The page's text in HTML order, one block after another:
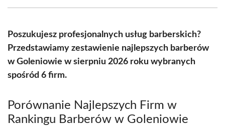
(Twitter)
Poszukujesz profesjonalnych usług barberskich?
Przedstawiamy zestawienie najlepszych barberów
w Goleniowie w sierpniu 2026 roku wybranych
spośród 6 firm.
Porównanie Najlepszych Firm w
Rankingu Barberów w Goleniowie